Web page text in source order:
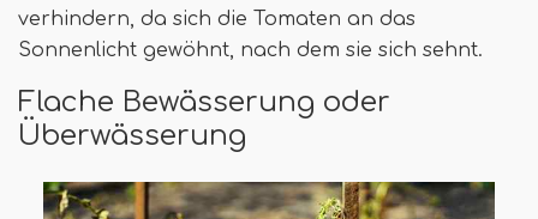
verhindern, da sich die Tomaten an das
Sonnenlicht gewöhnt, nach dem sie sich sehnt.
Flache Bewässerung oder
Überwässerung